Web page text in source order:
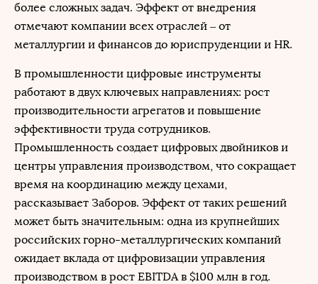
более сложных задач. Эффект от внедрения
отмечают компании всех отраслей – от
металлургии и финансов до юриспруденции и HR.
В промышленности цифровые инструменты
работают в двух ключевых направлениях: рост
производительности агрегатов и повышение
эффективности труда сотрудников.
Промышленность создает цифровых двойников и
центры управления производством, что сокращает
время на координацию между цехами,
рассказывает Заборов. Эффект от таких решений
может быть значительным: одна из крупнейших
российских горно-металлургических компаний
ожидает вклада от цифровизации управления
производством в рост EBITDA в $100 млн в год.